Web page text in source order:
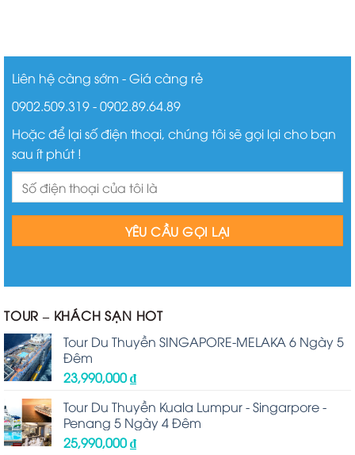
Liên hệ càng sớm - Giá càng rẻ
0902.509.319 - 0902.89.64.89
Hoặc để lại số điện thoại, chúng tôi sẽ gọi lại cho bạn
sau ít phút !
TOUR – KHÁCH SẠN HOT
Tour Du Thuyền SINGAPORE-MELAKA 6 Ngày 5
Đêm
23,990,000₫
Tour Du Thuyền Kuala Lumpur - Singarpore -
Penang 5 Ngày 4 Đêm
25,990,000₫